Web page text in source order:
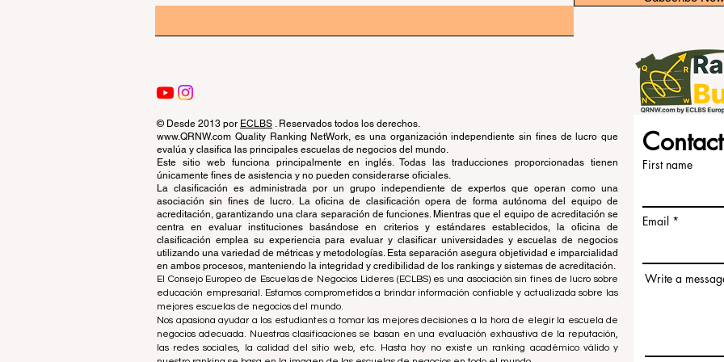
© Desde 2013 por ECLBS . Reservados todos los derechos.
www.QRNW.com Quality Ranking NetWork, es una organización independiente sin fines de lucro que
evalúa y clasifica las principales escuelas de negocios del mundo.
Este sitio web funciona principalmente en inglés. Todas las traducciones proporcionadas tienen
únicamente fines de asistencia y no pueden considerarse oficiales.
La clasificación es administrada por un grupo independiente de expertos que operan como una
asociación sin fines de lucro. La oficina de clasificación opera de forma autónoma del equipo de
acreditación, garantizando una clara separación de funciones. Mientras que el equipo de acreditación se
centra en evaluar instituciones basándose en criterios y estándares establecidos, la oficina de
clasificación emplea su experiencia para evaluar y clasificar universidades y escuelas de negocios
utilizando una variedad de métricas y metodologías. Esta separación asegura objetividad e imparcialidad
en ambos procesos, manteniendo la integridad y credibilidad de los rankings y sistemas de acreditación.
El Consejo Europeo de Escuelas de Negocios Líderes (ECLBS) es una asociación sin fines de lucro sobre
educación empresarial. Estamos comprometidos a brindar información confiable y actualizada sobre las
mejores escuelas de negocios del mundo.
Nos apasiona ayudar a los estudiantes a tomar las mejores decisiones a la hora de elegir la escuela de
negocios adecuada. Nuestras clasificaciones se basan en una evaluación exhaustiva de la reputación,
las redes sociales, la calidad del sitio web, etc. Hasta hoy no existe un ranking académico válido y
First name
Email
Write a